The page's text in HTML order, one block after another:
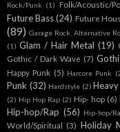
Rock/Punk (1) Folk/Acoustic/
Future Bass (24) Future
(89) Garage Rock. Alternative
(1) Glam / Hair Metal (19)
Gothic / Dark Wave (7)
Happy Punk (5) Harcore Punk
Punk (32) Hardstyle (2)
(2) Hip Hop Rap (2) Hip- hop (6)
Hip-hop/Rap (56) Hip-hop/
World/Spiritual (3) Holiday